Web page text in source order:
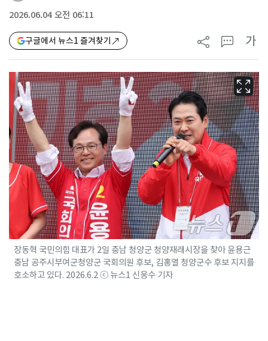
2026.06.04 오전 06:11
구글에서 뉴스1 즐겨찾기 가
장동혁 국민의힘 대표가 2일 충남 청양군 청양재래시장을 찾아 윤용근
충남 공주시부여군청양군 국회의원 후보, 김홍열 청양군수 후보 지지를
호소하고 있다. 2026.6.2 ⓒ 뉴스1 신웅수 기자